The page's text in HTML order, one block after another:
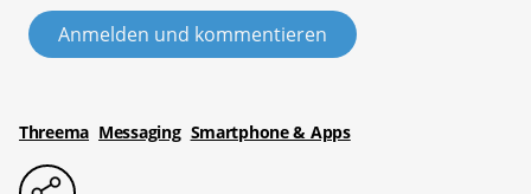
Anmelden und kommentieren
Threema Messaging Smartphone & Apps